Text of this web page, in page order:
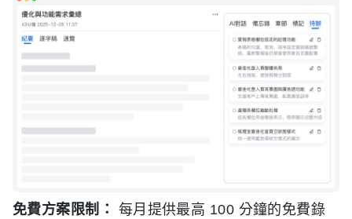
免費方案限制：
每月提供最高 100 分鐘的免費錄